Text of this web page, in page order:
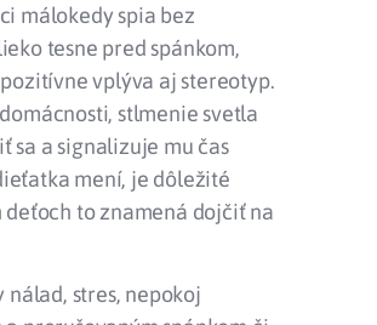
málokedy spia bez
tesne pred spánkom,
vplýva aj stereotyp.
stlmenie svetla
sa a signalizuje mu čas
mení, je dôležité
to znamená dojčiť na
stres, nepokoj